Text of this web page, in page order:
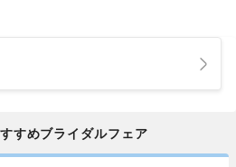
すめブライダルフェア